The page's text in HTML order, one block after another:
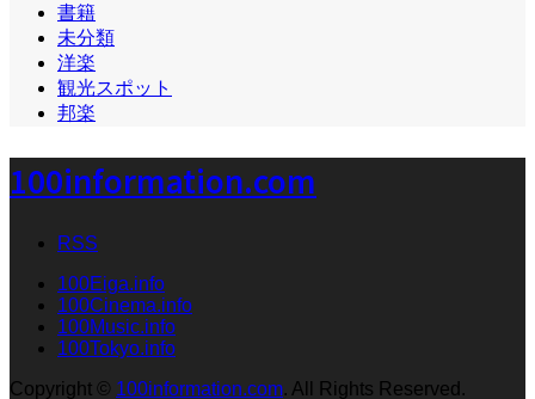
書籍
未分類
洋楽
観光スポット
邦楽
100information.com
RSS
100Eiga.info
100Cinema.info
100Music.info
100Tokyo.info
Copyright © 100information.com. All Rights Reserved.